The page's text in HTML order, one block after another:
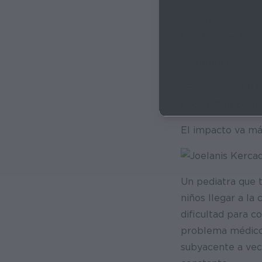
Joelanis
familia a
El impacto va
Un pediatra que
niños llegar a la
dificultad para
problema
subyacente a